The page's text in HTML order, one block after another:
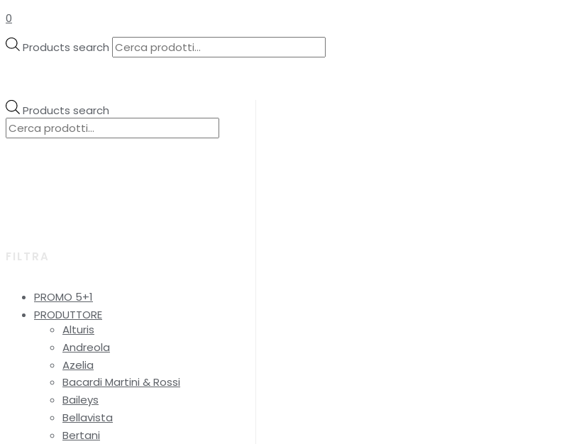
0
Products search
Products search
FILTRA
PROMO 5+1
PRODUTTORE
Alturis
Andreola
Azelia
Bacardi Martini & Rossi
Baileys
Bellavista
Bertani